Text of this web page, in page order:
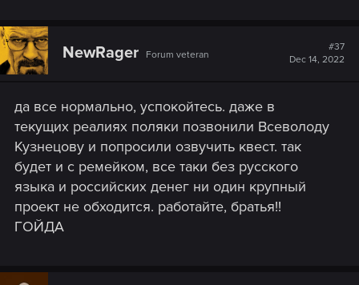
NewRager Forum veteran
#37
Dec 14, 2022
да все нормально, успокойтесь. даже в
текущих реалиях поляки позвонили Всеволоду
Кузнецову и попросили озвучить квест. так
будет и с ремейком, все таки без русского
языка и российских денег ни один крупный
проект не обходится. работайте, братья!!
ГОЙДА